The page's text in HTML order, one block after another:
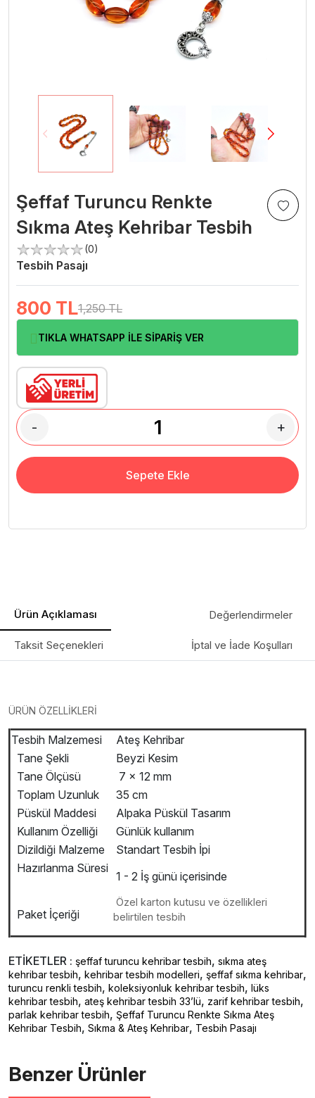
Şeffaf Turuncu Renkte
Sıkma Ateş Kehribar Tesbih
(0)
Tesbih Pasajı
800 TL1,250 TL
TIKLA WHATSAPP İLE SİPARİŞ VER
- +
Sepete Ekle
Ürün Açıklaması Değerlendirmeler
Taksit Seçenekleri İptal ve İade Koşulları
ÜRÜN ÖZELLİKLERİ
Tesbih Malzemesi
Ateş Kehribar
Tane Şekli
Beyzi Kesim
Tane Ölçüsü
7 x 12 mm
Toplam Uzunluk
35 cm
Püskül Maddesi
Alpaka Püskül Tasarım
Kullanım Özelliği
Günlük kullanım
Dizildiği Malzeme
Standart Tesbih İpi
Hazırlanma Süresi
1 - 2 İş günü içerisinde
Paket İçeriği
Özel karton kutusu ve özellikleri
belirtilen tesbih
ETİKETLER : şeffaf turuncu kehribar tesbih, sıkma ateş
kehribar tesbih, kehribar tesbih modelleri, şeffaf sıkma kehribar,
turuncu renkli tesbih, koleksiyonluk kehribar tesbih, lüks
kehribar tesbih, ateş kehribar tesbih 33’lü, zarif kehribar tesbih,
parlak kehribar tesbih, Şeffaf Turuncu Renkte Sıkma Ateş
Kehribar Tesbih, Sıkma & Ateş Kehribar, Tesbih Pasajı
Benzer Ürünler ️